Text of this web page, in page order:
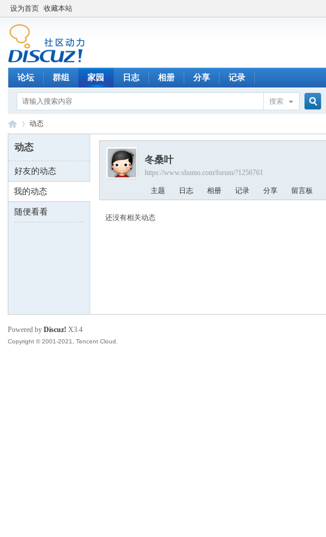
设为首页 收藏本站
论坛 群组 家园 日志 相册 分享 记录
搜索
数 ›
动态
动态
好友的动态
我的动态
随便看看
冬桑叶
https://www.shumo.com/forum/?1256761
主题 日志 相册 记录 分享 留言板
还没有相关动态
Powered byDiscuz! X3.4
Copyright © 2001-2021, Tencent Cloud.